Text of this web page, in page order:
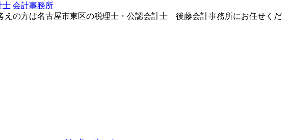
士 会計事務所
の方は名古屋市東区の税理士・公認会計士 後藤会計事務所にお任せくだ